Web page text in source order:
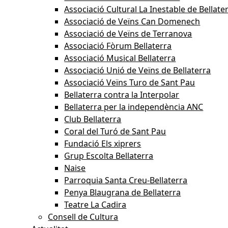
Associació Cultural La Inestable de
Associació de Veïns Can Domenech
Associació de Veïns de Terranova
Associació Fòrum Bellaterra
Associació Musical Bellaterra
Associació Unió de Veïns de Bellaterra
Associació Veïns Turo de Sant Pau
Bellaterra contra la Interpolar
Bellaterra per la independència ANC
Club Bellaterra
Coral del Turó de Sant Pau
Fundació Els xiprers
Grup Escolta Bellaterra
Naise
Parroquia Santa Creu-Bellaterra
Penya Blaugrana de Bellaterra
Teatre La Cadira
Consell de Cultura